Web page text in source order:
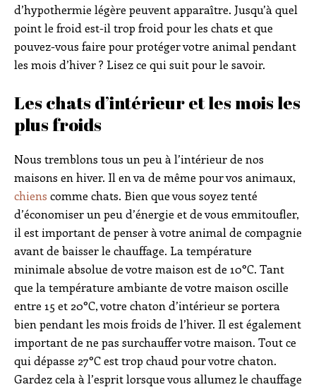
d’hypothermie légère peuvent apparaître. Jusqu’à quel
point le froid est-il trop froid pour les chats et que
pouvez-vous faire pour protéger votre animal pendant
les mois d’hiver ? Lisez ce qui suit pour le savoir.
Les chats d’intérieur et les mois les
plus froids
Nous tremblons tous un peu à l’intérieur de nos
maisons en hiver. Il en va de même pour vos animaux,
chiens comme chats. Bien que vous soyez tenté
d’économiser un peu d’énergie et de vous emmitoufler,
il est important de penser à votre animal de compagnie
avant de baisser le chauffage. La température
minimale absolue de votre maison est de 10°C. Tant
que la température ambiante de votre maison oscille
entre 15 et 20°C, votre chaton d’intérieur se portera
bien pendant les mois froids de l’hiver. Il est également
important de ne pas surchauffer votre maison. Tout ce
qui dépasse 27°C est trop chaud pour votre chaton.
Gardez cela à l’esprit lorsque vous allumez le chauffage